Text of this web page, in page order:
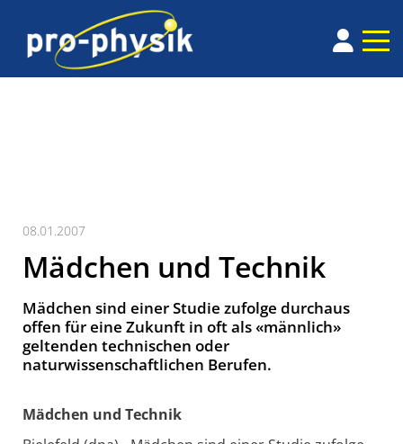
08.01.2007
Mädchen und Technik
Mädchen sind einer Studie zufolge durchaus
offen für eine Zukunft in oft als «männlich»
geltenden technischen oder
naturwissenschaftlichen Berufen.
Mädchen und Technik